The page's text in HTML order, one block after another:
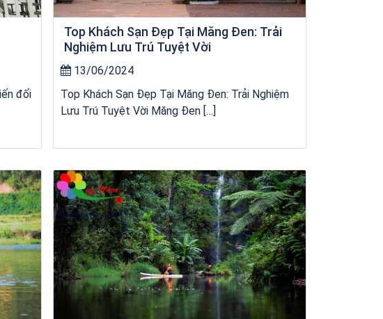
đối
Top Khách Sạn Đẹp Tại Măng Đen: Trải
Nghiệm Lưu Trú Tuyệt Vời
13/06/2024
Top Khách Sạn Đẹp Tại Măng Đen: Trải Nghiệm
Lưu Trú Tuyệt Vời Măng Đen […]
Tour Đảo Lý Sơn